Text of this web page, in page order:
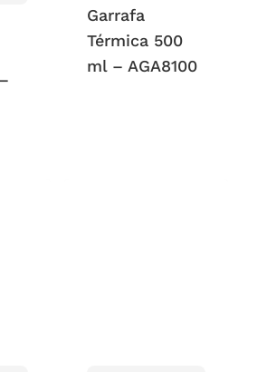
Garrafa
Térmica 500
ml – AGA8100